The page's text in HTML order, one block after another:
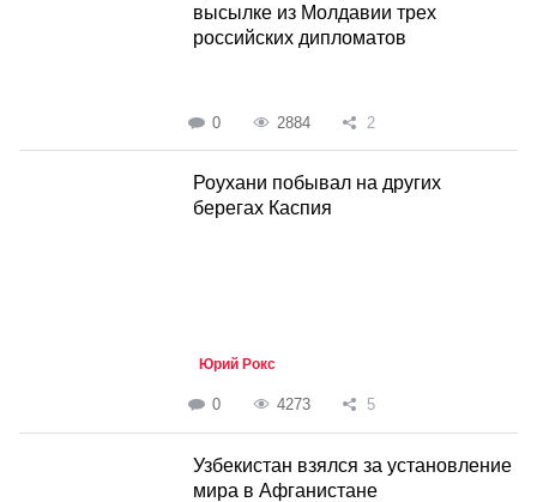
высылке из Молдавии трех
российских дипломатов
0 2884 2
Роухани побывал на других
берегах Каспия
Юрий Рокс
0 4273 5
Узбекистан взялся за установление
мира в Афганистане